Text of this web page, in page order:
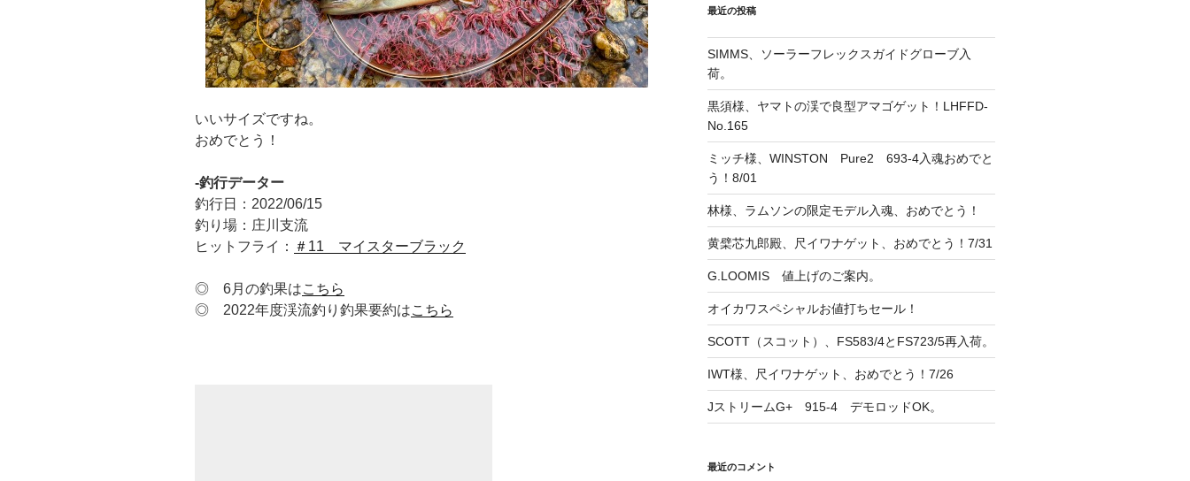
いいサイズですね。
おめでとう！
-釣行データー
釣行日：2022/06/15
釣り場：庄川支流
ヒットフライ： ＃11 マイスターブラック
◎ 6月の釣果はこちら
◎ 2022年度渓流釣り釣果要約はこちら
最近の投稿
SIMMS、ソーラーフレックスガイドグローブ入
荷。
黒須様、ヤマトの渓で良型アマゴゲット！LHFFD-
No.165
ミッチ様、WINSTON Pure2 693-4入魂おめでと
う！8/01
林様、ラムソンの限定モデル入魂、おめでとう！
黄檗芯九郎殿、尺イワナゲット、おめでとう！7/31
G.LOOMIS 値上げのご案内。
オイカワスペシャルお値打ちセール！
SCOTT（スコット）、FS583/4とFS723/5再入荷。
IWT様、尺イワナゲット、おめでとう！7/26
JストリームG+ 915-4 デモロッドOK。
最近のコメント